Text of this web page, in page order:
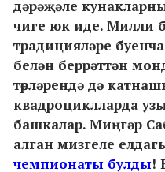
дәрәҗәле
чиге юк иде. Милли
традицияләре
белән беррәттән
төрләрендә дә
квадроциклларда
башкалар. Миңгәр
алган мизгеле
чемпионаты булды!